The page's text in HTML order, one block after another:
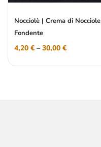
Nocciolè | Crema di Nocciole
Fondente
4,20 € – 30,00 €